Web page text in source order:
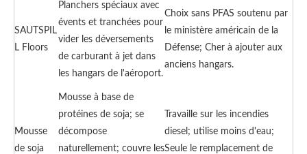
SAUTSPIL
L Floors
Planchers spéciaux avec
évents et tranchées pour
vider les déversements
de carburant à jet dans
les hangars de l'aéroport.
Choix sans PFAS soutenu par
le ministère américain de la
Défense; Cher à ajouter aux
anciens hangars.
Mousse
de soja
Mousse à base de
protéines de soja; se
décompose
naturellement; couvre les
Travaille sur les incendies
diesel; utilise moins d'eau;
Seule le remplacement de